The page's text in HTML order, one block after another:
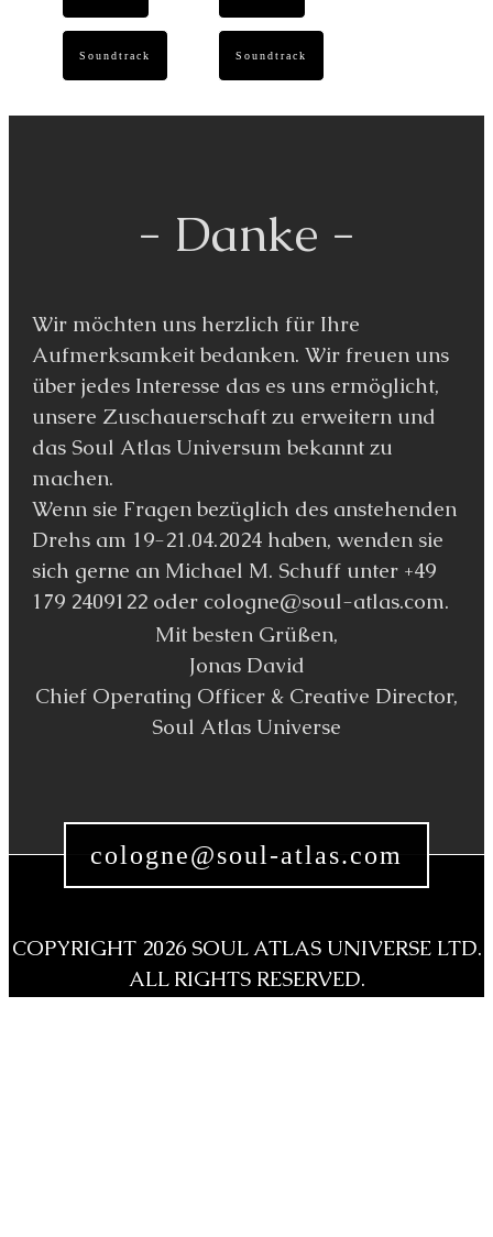
Soundtrack Soundtrack
- Danke -
Wir möchten uns herzlich für Ihre
Aufmerksamkeit bedanken. Wir freuen uns
über jedes Interesse das es uns ermöglicht,
unsere Zuschauerschaft zu erweitern und
das Soul Atlas Universum bekannt zu
machen.
Wenn sie Fragen bezüglich des anstehenden
Drehs am 19-21.04.2024 haben, wenden sie
sich gerne an Michael M. Schuff unter +49
179 2409122 oder cologne@soul-atlas.com.
Mit besten Grüßen,
Jonas David
Chief Operating Officer & Creative Director,
Soul Atlas Universe
cologne@soul-atlas.com
COPYRIGHT 2026SOUL ATLAS UNIVERSE LTD.
ALL RIGHTS RESERVED.